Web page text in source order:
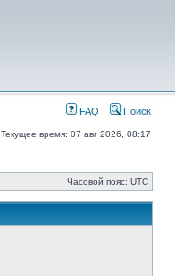
FAQ Поиск
Текущее время: 07 авг 2026, 08:17
Часовой пояс: UTC